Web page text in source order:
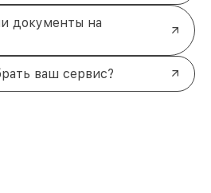
документы на
ваш сервис?